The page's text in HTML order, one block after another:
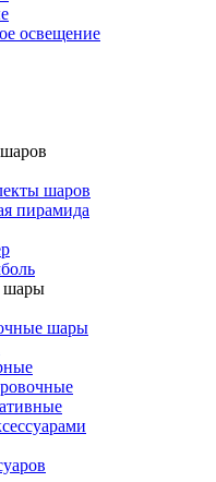
освещение
шаров
пирамида
шары
шары